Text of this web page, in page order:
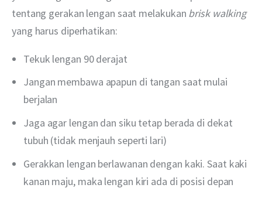
tentang gerakan lengan saat melakukan brisk walking
yang harus diperhatikan:
Tekuk lengan 90 derajat
Jangan membawa apapun di tangan saat mulai
berjalan
Jaga agar lengan dan siku tetap berada di dekat
tubuh (tidak menjauh seperti lari)
Gerakkan lengan berlawanan dengan kaki. Saat kaki
kanan maju, maka lengan kiri ada di posisi depan